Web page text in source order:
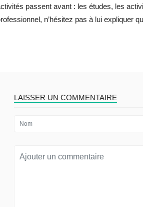
passent avant : les études, les
n’hésitez pas à lui expliquer
LAISSER UN COMMENTAIRE